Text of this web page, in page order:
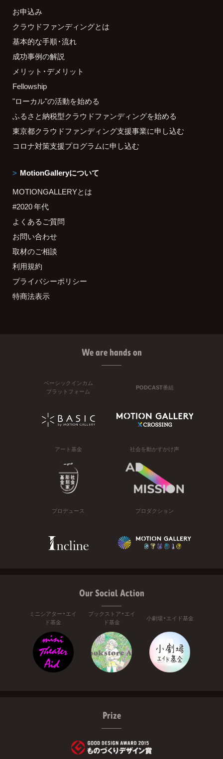
お申込み
クラウドファンディングとは
基本的な手順・流れ
成功事例の解説
メリット・デメリット
Fellowship
"ローカル"の活動を始める
ふるさと納税型クラウドファンディングを始める
東京都クラウドファンディング支援事業に申し込む
コロナ対策支援プログラムに申し込む
MotionGalleryについて
MOTIONGALLERYとは
#2020 年代
よくあるご質問
お問い合わせ
取材のご相談
利用規約
プライバシーポリシー
特商法表示
We are hands on
ベーシックインカム
プラットフォーム
PODCAST番組
アート基金 社会を動かすかけ声
プロデュース プロダクション
Our Social Action
ミニシアター・エイ
ド基金
ブックストア・エイ
ド基金
小劇場・エイド基金
Prize